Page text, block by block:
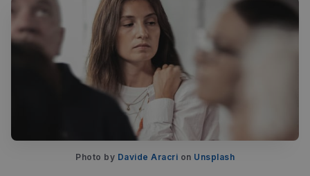
Photo by Davide Aracri on Unsplash